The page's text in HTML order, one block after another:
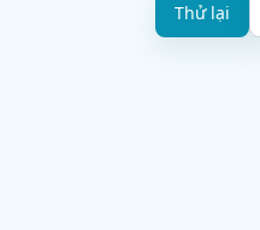
Thử lại